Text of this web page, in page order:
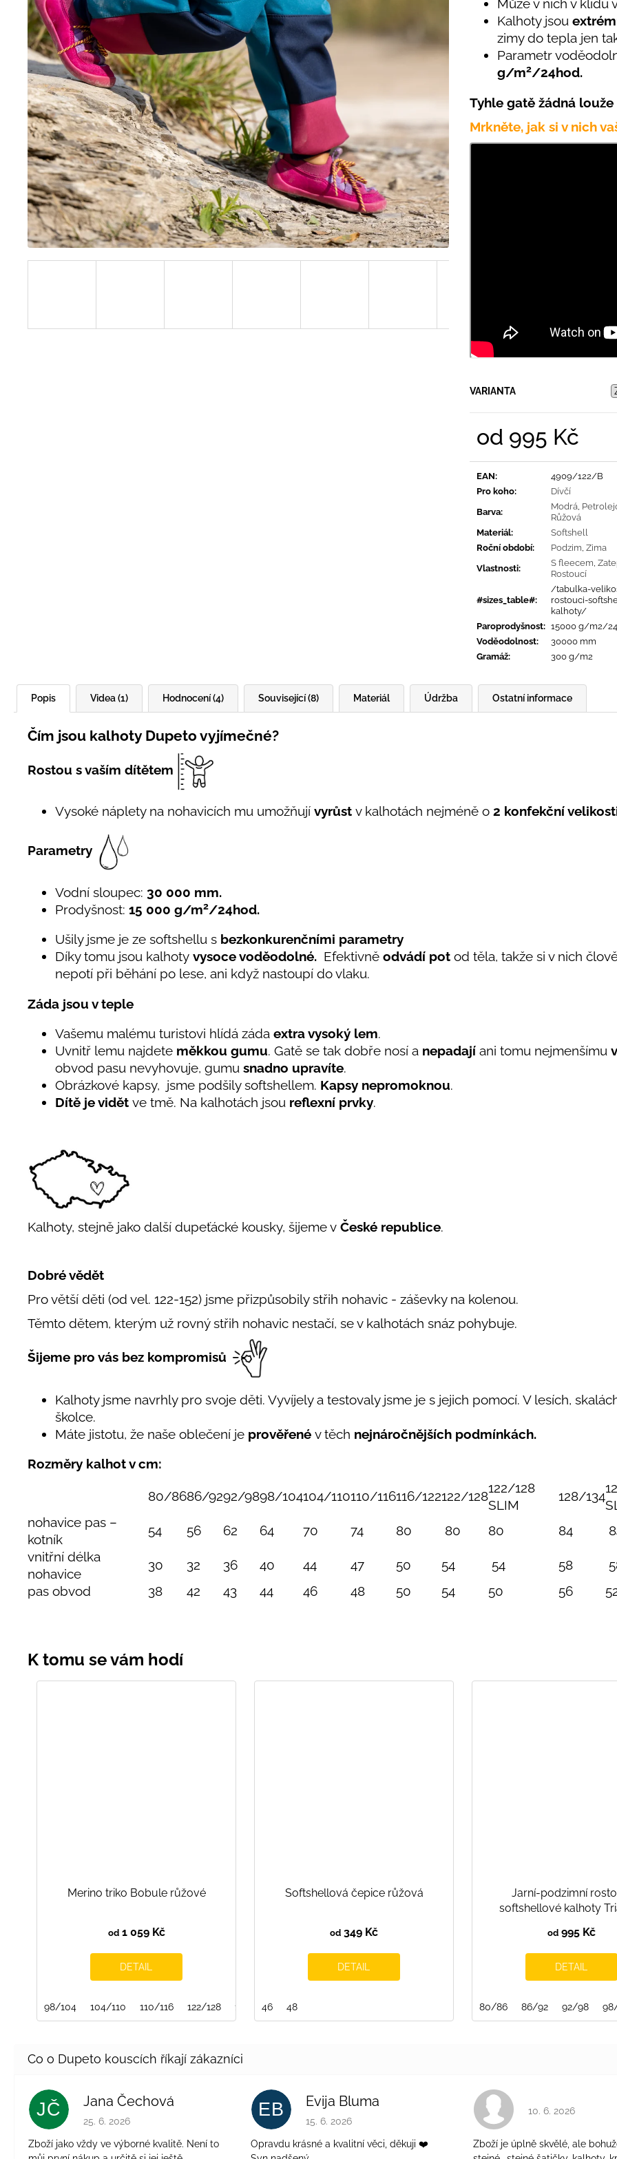
Může v nich v klidu
Kalhoty jsou
zimy do tepla jen
Parametr
g/m2/24hod.
Tyhle gatě žádná
Mrkněte, jak si v nich
VARIANTA
od 995 Kč
EAN:
4909/122/B
Pro koho:
Dívčí
Barva:
Modrá
Růžová
Materiál:
Softshell
Roční období: Podzim Zima
Vlastnosti:
S fleecem
Rostoucí
#sizes_table#:
/tabulka-
rostouci-
kalhoty/
Paroprodyšnost: 15000 g/m2/
Voděodolnost:
30000 mm
Gramáž: 300 g/m2
Popis Videa (1) Hodnocení (4) Související (8) Ostatní informace
Materiál Údržba
Čím jsou kalhoty Dupeto vyjímečné?
Rostou s vaším dítětem
Vysoké náplety na nohavicích mu umožňují vyrůst v kalhotách nejméně o 2 konfekční
Parametry
Vodní sloupec: 30 000 mm.
Prodyšnost: 15 000 g/m2/24hod.
Ušily jsme je ze softshellu s bezkonkurenčními parametry
Díky tomu jsou kalhoty vysoce voděodolné. Efektivně odvádí pot od těla, takže si v nich
nepotí při běhání po lese, ani když nastoupí do vlaku.
Záda jsou v teple
Vašemu malému turistovi hlídá záda extra vysoký lem.
Uvnitř lemu najdete měkkou gumu. Gatě se tak dobře nosí a nepadají ani tomu nejmenšímu
obvod pasu nevyhovuje, gumu snadno upravíte.
Obrázkové kapsy, jsme podšily softshellem. Kapsy nepromoknou.
Dítě je vidět ve tmě. Na kalhotách jsou reflexní prvky.
Kalhoty, stejně jako další dupeťácké kousky, šijeme v České republice.
Dobré vědět
Pro větší děti (od vel. 122-152) jsme přizpůsobily střih nohavic - záševky na kolenou.
Těmto dětem, kterým už rovný střih nohavic nestačí, se v kalhotách snáz pohybuje.
Šijeme pro vás bez kompromisů
Kalhoty jsme navrhly pro svoje děti. Vyvíjely a testovaly jsme je s jejich pomocí. V lesích,
školce.
Máte jistotu, že naše oblečení je prověřené v těch nejnáročnějších podmínkách.
Rozměry kalhot v cm:
80/8686/9292/9898/104104/110110/116116/122122/128
122/128
SLIM
128/134
nohavice pas –
kotník
54 56 62 64 70 74 80 80 80 84
vnitřní délka
nohavice
30 32 36 40 44 47 50 54 54 58
pas obvod
38 42 43 44 46 48 50 54 50 56
Merino triko Bobule růžové
od1 059 Kč
DETAIL
98/104 104/110 110/116 122/128 128/134 134/140
Softshellová čepice růžová
od 349 Kč
DETAIL
46 48
Jarní-podzimní
softshellové kalhoty
od 995 Kč
DETAIL
80/86 86/92 92/98
JČ Jana Čechová
Hodnocení obchodu je 5 z 5 hvězdiček.
25. 6. 2026
Zboží jako vždy ve výborné kvalitě. Není to
EB Evija Bluma
Hodnocení obchodu je 5 z 5 hvězdiček.
15. 6. 2026
Opravdu krásné a kvalitní věci, děkuji ❤️
Hodnocení
10. 6. 2026
Zboží je úplně skvělé, ale
395 Kč
395 Kč
435 Kč